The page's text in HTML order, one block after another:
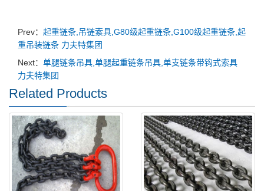
Prev： 起重链条,吊链索具,G80级起重链条,G100级起重链条,起
重吊装链条 力夫特集团
Next： 单腿链条吊具,单腿起重链条吊具,单支链条带钩式索具
力夫特集团
Related Products